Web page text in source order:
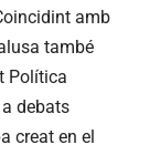
amb
també
Política
debats
creat en el